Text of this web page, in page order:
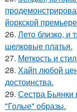
йоркской
26. Лето близко, и
шелковые платья.
27. Меткость и
28. Хайп любой
достоинства.
29. Сестра
"Голые" образы.